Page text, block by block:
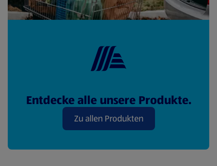
Entdecke alle unsere Produkte.
Zu allen Produkten